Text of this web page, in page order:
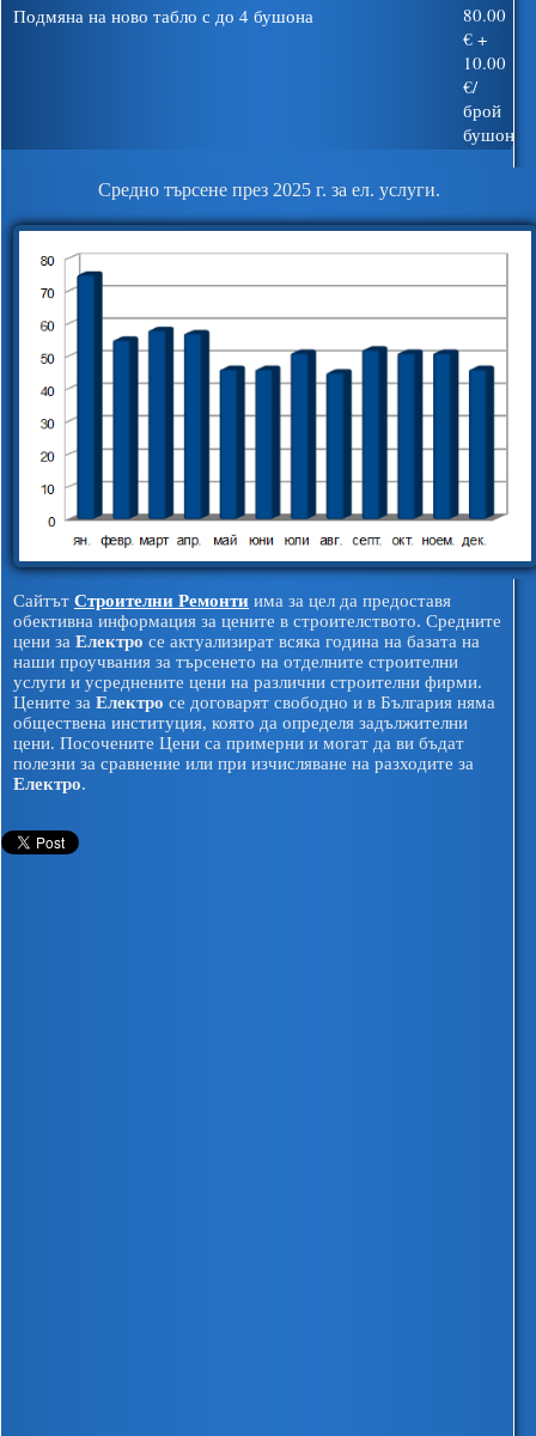
Подмяна на ново табло с до 4 бушона
80.00
€ +
10.00
€/
брой
бушон
Средно търсене през 2025 г. за ел. услуги.
Сайтът Строителни Ремонти има за цел да предоставя
обективна информация за цените в строителството. Средните
цени за Електро се актуализират всяка година на базата на
наши проучвания за търсенето на отделните строителни
услуги и усреднените цени на различни строителни фирми.
Цените за Електро се договарят свободно и в България няма
обществена институция, която да определя задължителни
цени. Посочените Цени са примерни и могат да ви бъдат
полезни за сравнение или при изчисляване на разходите за
Електро.